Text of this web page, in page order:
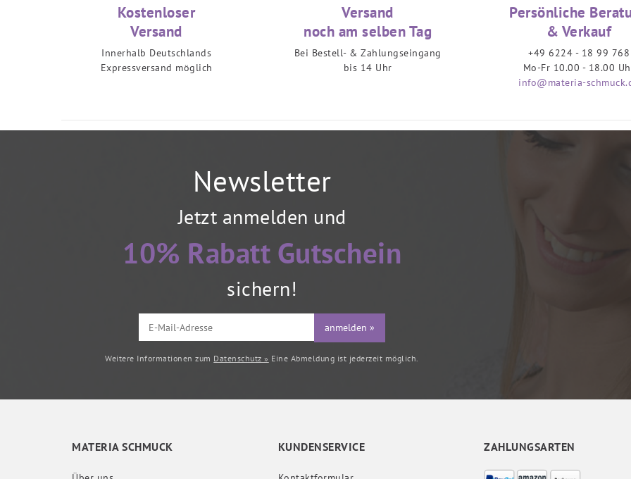
Kostenloser
Versand
Innerhalb Deutschlands
Expressversand möglich
Versand
noch am selben Tag
Bei Bestell- & Zahlungseingang
bis 14 Uhr
Persönliche
& Verkauf
+49 6224 - 18 99 768
Mo-Fr 10.00 - 18.00
info@materia-
Newsletter
Jetzt anmelden und
10% Rabatt Gutschein
sichern!
anmelden »
Weitere Informationen zum Datenschutz » Eine Abmeldung ist jederzeit möglich.
MATERIA SCHMUCK KUNDENSERVICE ZAHLUNGSARTEN